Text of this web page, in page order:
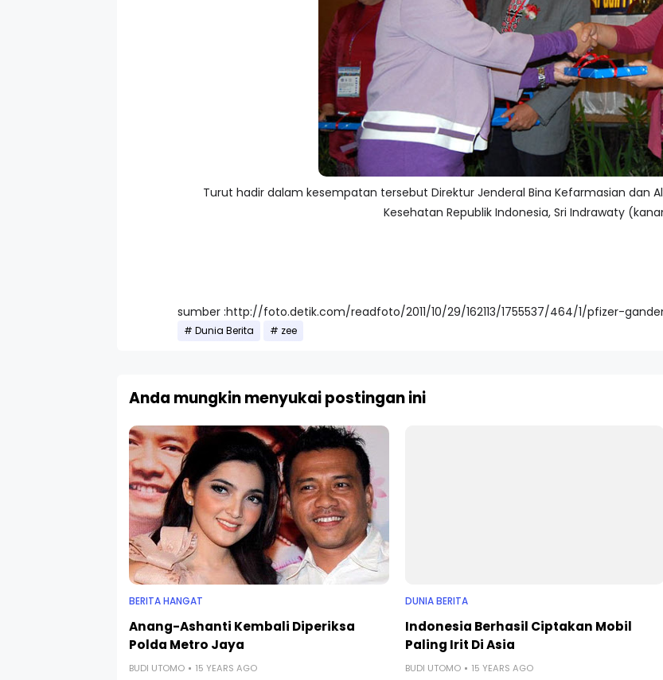
Turut hadir dalam kesempatan tersebut Direktur Jenderal Bina Kefarmasian dan
Kesehatan Republik Indonesia, Sri Indrawaty
sumber :http://foto.detik.com/readfoto/2011/10/29/162113/1755537/464/1/pfizer-
Dunia Berita zee
Anda mungkin menyukai postingan ini
BERITA HANGAT
Anang-Ashanti Kembali Diperiksa
Polda Metro Jaya
BUDI UTOMO 15 YEARS AGO
DUNIA BERITA
Indonesia Berhasil Ciptakan Mobil
Paling Irit Di Asia
BUDI UTOMO 15 YEARS AGO